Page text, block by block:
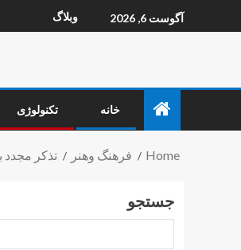
آگوست 6, 2026 وبلاگ
خانه تکنولوژی
Home فرهنگ وهنر تذکر مجدد
جستجو